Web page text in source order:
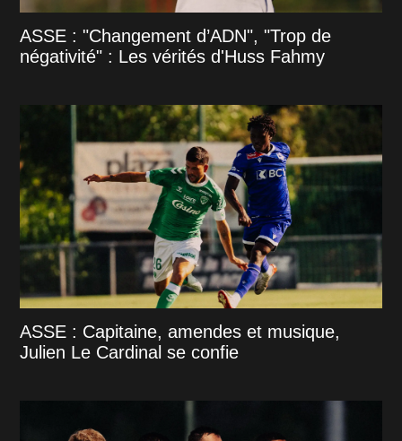
ASSE : "Changement d’ADN", "Trop de
négativité" : Les vérités d'Huss Fahmy
ASSE : Capitaine, amendes et musique,
Julien Le Cardinal se confie